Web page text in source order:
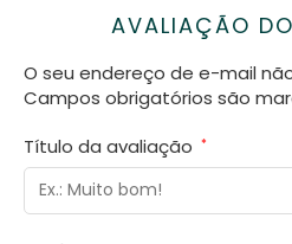
AVALIAÇÃO
O seu endereço de e-mail
Campos obrigatórios são
Título da avaliação *